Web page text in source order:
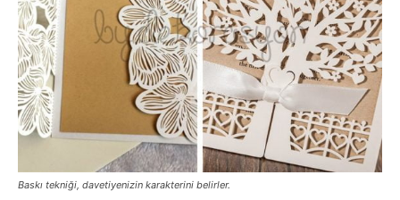
Baskı tekniği, davetiyenizin karakterini belirler.